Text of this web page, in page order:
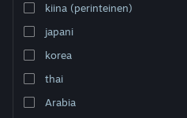
Vaihda kieli
Hanki Steam-mobiilisovellus
Näytä työpöytäsivusto
kiina (perinteinen)
japani
korea
thai
Arabia